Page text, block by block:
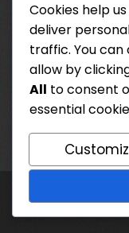
Cookies help
deliver
traffic. You
allow by
All to consent
essential